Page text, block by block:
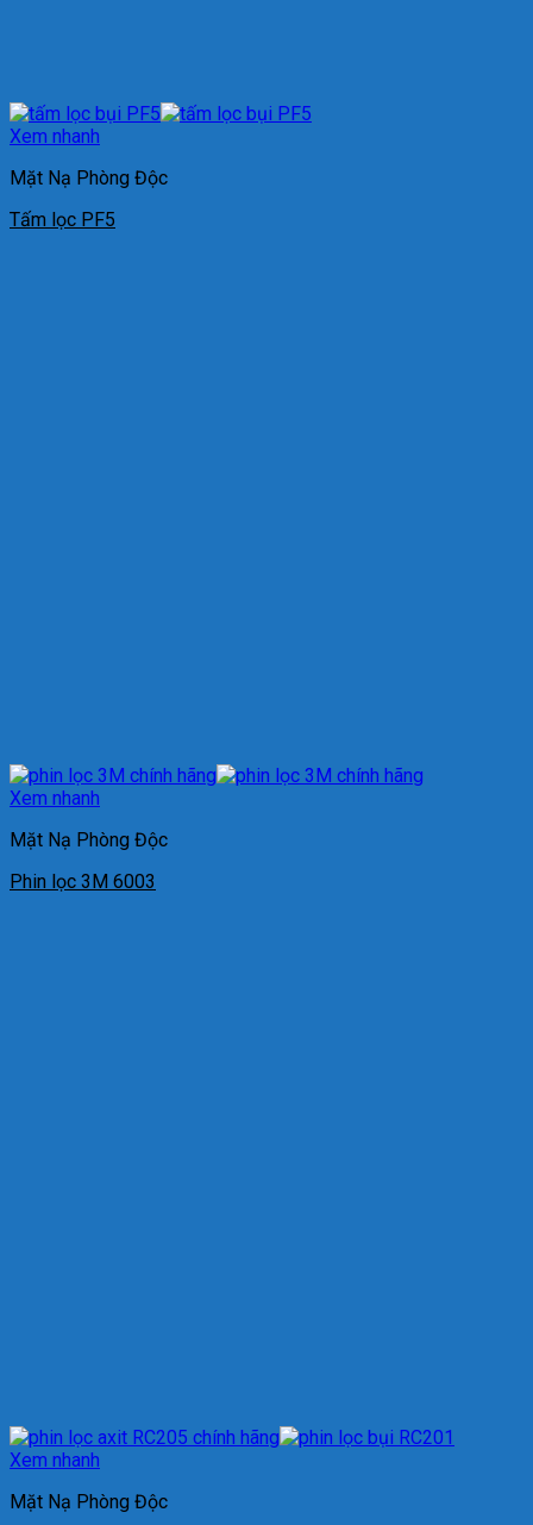
Xem nhanh
Mặt Nạ Phòng Độc
Tấm lọc PF5
Xem nhanh
Mặt Nạ Phòng Độc
Phin lọc 3M 6003
Xem nhanh
Mặt Nạ Phòng Độc